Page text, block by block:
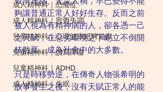
成人精神科｜恐懼症
成人精神科｜思覺失調
兒童精神科｜心理健康紙牌遊戲
兒童精神科｜讀寫障礙
兒童精神科｜ADHD
成人精神科｜失眠
夠讓普通正常人好好生存。反而之前
被人視為有精神病的人，卻各憑一己
之天賦，在惡劣環境之下屹立不倒開
枝散葉，成為社會中的大多數。
只是時移勢逆，在傳奇人物張希明的
故事發生之後，沒有天賦正常人的能